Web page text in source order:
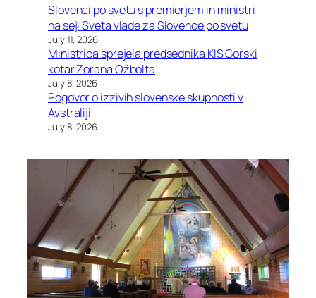
Slovenci po svetu s premierjem in ministri
na seji Sveta vlade za Slovence po svetu
July 11, 2026
Ministrica sprejela predsednika KIS Gorski
kotar Zorana Ožbolta
July 8, 2026
Pogovor o izzivih slovenske skupnosti v
Avstraliji
July 8, 2026